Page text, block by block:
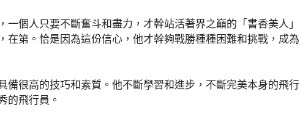
一個人只要不斷奮斗和盡力，才幹站活著界之巔的「書香美人」
在第。恰是因為這份信心，他才幹夠戰勝種種困難和挑戰，成為
備很高的技巧和素質。他不斷學習和進步，不斷完美本身的飛行
的飛行員。